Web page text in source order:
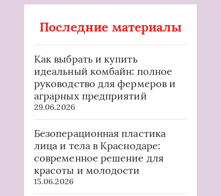
Последние материалы
Как выбрать и купить
идеальный комбайн: полное
руководство для фермеров и
аграрных предприятий
29.06.2026
Безоперационная пластика
лица и тела в Краснодаре:
современное решение для
красоты и молодости
15.06.2026